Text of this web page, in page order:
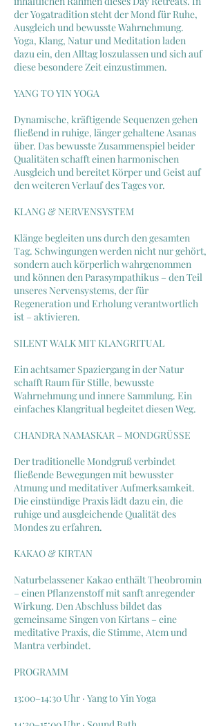
der Yogatradition steht der Mond für Ruhe,
Ausgleich und bewusste Wahrnehmung.
Yoga, Klang, Natur und Meditation laden
dazu ein, den Alltag loszulassen und sich auf
diese besondere Zeit einzustimmen.
YANG TO YIN YOGA
Dynamische, kräftigende Sequenzen gehen
fließend in ruhige, länger gehaltene Asanas
über. Das bewusste Zusammenspiel beider
Qualitäten schafft einen harmonischen
Ausgleich und bereitet Körper und Geist auf
den weiteren Verlauf des Tages vor.
KLANG & NERVENSYSTEM
Klänge begleiten uns durch den gesamten
Tag. Schwingungen werden nicht nur gehört,
sondern auch körperlich wahrgenommen
und können den Parasympathikus – den Teil
unseres Nervensystems, der für
Regeneration und Erholung verantwortlich
ist – aktivieren.
SILENT WALK MIT KLANGRITUAL
Ein achtsamer Spaziergang in der Natur
schafft Raum für Stille, bewusste
Wahrnehmung und innere Sammlung. Ein
einfaches Klangritual begleitet diesen Weg.
CHANDRA NAMASKAR – MONDGRÜSSE
Der traditionelle Mondgruß verbindet
fließende Bewegungen mit bewusster
Atmung und meditativer Aufmerksamkeit.
Die einstündige Praxis lädt dazu ein, die
ruhige und ausgleichende Qualität des
Mondes zu erfahren.
KAKAO & KIRTAN
Naturbelassener Kakao enthält Theobromin
– einen Pflanzenstoff mit sanft anregender
Wirkung. Den Abschluss bildet das
gemeinsame Singen von Kirtans – eine
meditative Praxis, die Stimme, Atem und
Mantra verbindet.
PROGRAMM
13:00–14:30 Uhr · Yang to Yin Yoga